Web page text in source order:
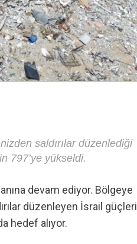
saldırılar düzenlediği
797’ye yükseldi.
devam ediyor. Bölgeye
düzenleyen İsrail güçleri
hedef alıyor.